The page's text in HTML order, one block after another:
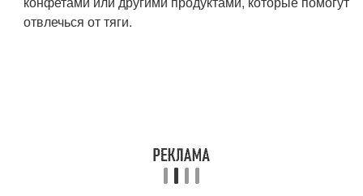
отвлечься от тяги.